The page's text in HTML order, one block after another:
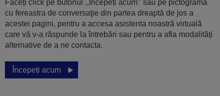
Faceți click pe butonul ,,Începeți acum’’ sau pe pictograma
cu fereastra de conversaţie din partea dreaptă de jos a
acestei pagini, pentru a accesa asistenta noastră virtuală
care vă v-a răspunde la întrebări sau pentru a afla modalități
alternative de a ne contacta.
Începeți acum